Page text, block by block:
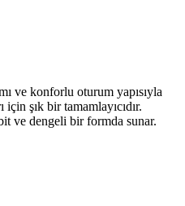
ve konforlu oturum yapısıyla
şık bir tamamlayıcıdır.
ve dengeli bir formda sunar.